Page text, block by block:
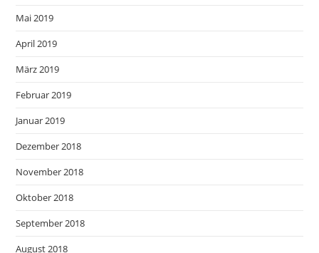
Mai 2019
April 2019
März 2019
Februar 2019
Januar 2019
Dezember 2018
November 2018
Oktober 2018
September 2018
August 2018